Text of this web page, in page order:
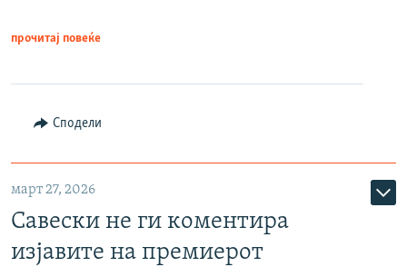
прочитај повеќе
Сподели
март 27, 2026
Савески не ги коментира
изјавите на премиерот